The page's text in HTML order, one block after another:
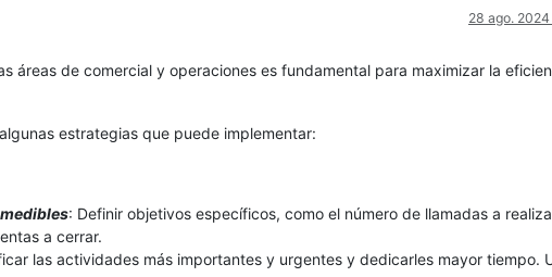
28 ago. 2024
áreas de comercial y operaciones es fundamental para maximizar la
estrategias que puede implementar:
: Definir objetivos específicos, como el número de llamadas a
a cerrar.
las actividades más importantes y urgentes y dedicarles mayor tiempo.